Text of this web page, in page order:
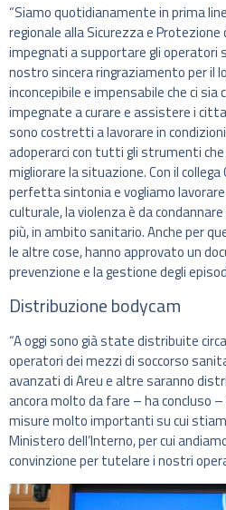
“Siamo quotidianamente in prima
regionale alla Sicurezza e Protezione
impegnati a supportare gli operatori
nostro sincera ringraziamento per il
inconcepibile e impensabile che ci sia
impegnate a curare e assistere i
sono costretti a lavorare in
adoperarci con tutti gli strumenti
migliorare la situazione. Con il
perfetta sintonia e vogliamo
culturale, la violenza è da
più, in ambito sanitario. Anche per
le altre cose, hanno approvato un
prevenzione e la gestione degli
Distribuzione bodycam
“A oggi sono già state distribuite
operatori dei mezzi di soccorso
avanzati di Areu e altre saranno
ancora molto da fare – ha concluso
misure molto importanti su cui
Ministero dell’Interno, per cui
convinzione per tutelare i nostri